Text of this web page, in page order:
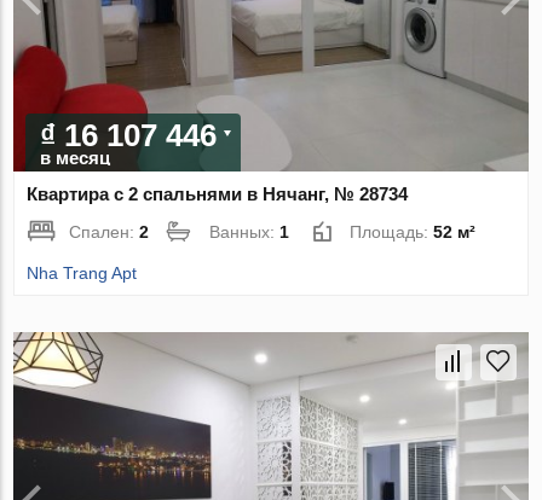
₫ 16 107 446
в месяц
Квартира с 2 спальнями в Нячанг, № 28734
Спален:2 Ванных: 1 Площадь:52 м²
Nha Trang Apt